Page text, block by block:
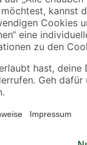
Erfurt
Vliesfaser-
x 10,05 m
14,29 €